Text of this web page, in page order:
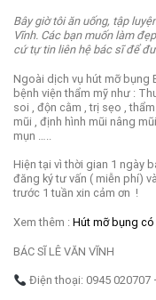
Bây giờ tôi ăn uống, tập
Vĩnh. Các bạn muốn làm
cứ tự tin liên hệ bác sĩ để
Ngoài dịch vụ hút mỡ bụng
bệnh viện thẩm mỹ như :
soi , độn cằm , trị sẹo ,
mũi , định hình mũi nâng
mụn …..
Hiện tại vì thời gian 1 ngày
đăng ký tư vấn ( miễn phí)
trước 1 tuần xin cảm ơn !
Xem thêm : Hút mỡ bụng
BÁC SĨ LÊ VĂN VĨNH
Điện thoại: 0945 020707